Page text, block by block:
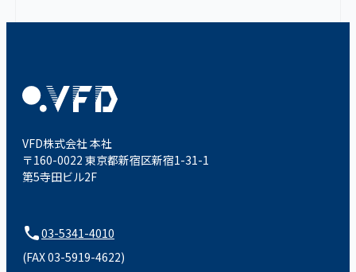
VFD株式会社 本社
〒160-0022 東京都新宿区新宿1-31-1
第5寺田ビル2F
03-5341-4010
(FAX 03-5919-4622)